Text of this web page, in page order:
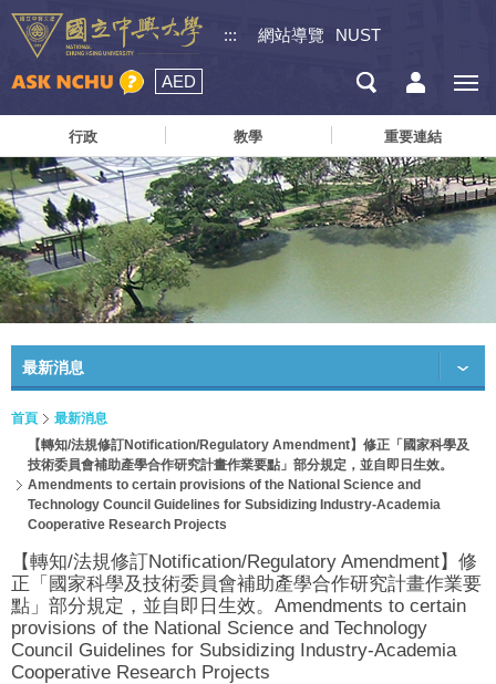
::: 網站導覽 NUST
AED
行政 教學 重要連結
最新消息
首頁
最新消息
【轉知/法規修訂Notification/Regulatory Amendment】修正「國家科學及
技術委員會補助產學合作研究計畫作業要點」部分規定，並自即日生效。
Amendments to certain provisions of the National Science and
Technology Council Guidelines for Subsidizing Industry-Academia
Cooperative Research Projects
【轉知/法規修訂Notification/Regulatory Amendment】修
正「國家科學及技術委員會補助產學合作研究計畫作業要
點」部分規定，並自即日生效。Amendments to certain
provisions of the National Science and Technology
Council Guidelines for Subsidizing Industry-Academia
Cooperative Research Projects